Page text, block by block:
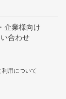
企業様向け
合わせ
用について